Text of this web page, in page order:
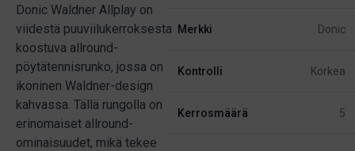
Donic Waldner Allplay on
viidestä puuviilukerroksesta
koostuva allround-
pöytätennisrunko, jossa on
ikoninen Waldner-design
kahvassa. Tällä rungolla on
erinomaiset allround-
ominaisuudet, mikä tekee
Merkki Donic
Kontrolli Korkea
Kerrosmäärä 5